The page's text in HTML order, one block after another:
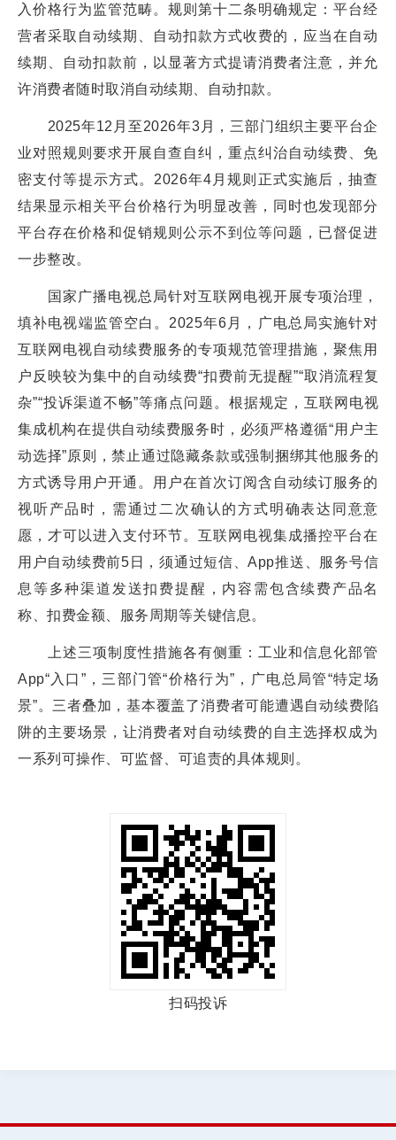
入价格行为监管范畴。规则第十二条明确规定：平台经
营者采取自动续期、自动扣款方式收费的，应当在自动
续期、自动扣款前，以显著方式提请消费者注意，并允
许消费者随时取消自动续期、自动扣款。
2025年12月至2026年3月，三部门组织主要平台企
业对照规则要求开展自查自纠，重点纠治自动续费、免
密支付等提示方式。2026年4月规则正式实施后，抽查
结果显示相关平台价格行为明显改善，同时也发现部分
平台存在价格和促销规则公示不到位等问题，已督促进
一步整改。
国家广播电视总局针对互联网电视开展专项治理，
填补电视端监管空白。2025年6月，广电总局实施针对
互联网电视自动续费服务的专项规范管理措施，聚焦用
户反映较为集中的自动续费“扣费前无提醒”“取消流程复
杂”“投诉渠道不畅”等痛点问题。根据规定，互联网电视
集成机构在提供自动续费服务时，必须严格遵循“用户主
动选择”原则，禁止通过隐藏条款或强制捆绑其他服务的
方式诱导用户开通。用户在首次订阅含自动续订服务的
视听产品时，需通过二次确认的方式明确表达同意意
愿，才可以进入支付环节。互联网电视集成播控平台在
用户自动续费前5日，须通过短信、App推送、服务号信
息等多种渠道发送扣费提醒，内容需包含续费产品名
称、扣费金额、服务周期等关键信息。
上述三项制度性措施各有侧重：工业和信息化部管
App“入口”，三部门管“价格行为”，广电总局管“特定场
景”。三者叠加，基本覆盖了消费者可能遭遇自动续费陷
阱的主要场景，让消费者对自动续费的自主选择权成为
一系列可操作、可监督、可追责的具体规则。
扫码投诉